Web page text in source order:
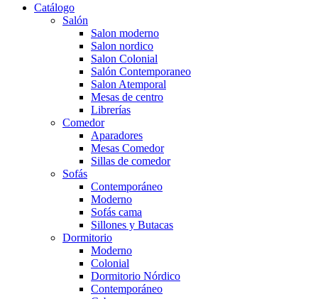
Catálogo
Salón
Salon moderno
Salon nordico
Salon Colonial
Salón Contemporaneo
Salon Atemporal
Mesas de centro
Librerías
Comedor
Aparadores
Mesas Comedor
Sillas de comedor
Sofás
Contemporáneo
Moderno
Sofás cama
Sillones y Butacas
Dormitorio
Moderno
Colonial
Dormitorio Nórdico
Contemporáneo